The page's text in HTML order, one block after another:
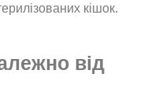
кішок.
від